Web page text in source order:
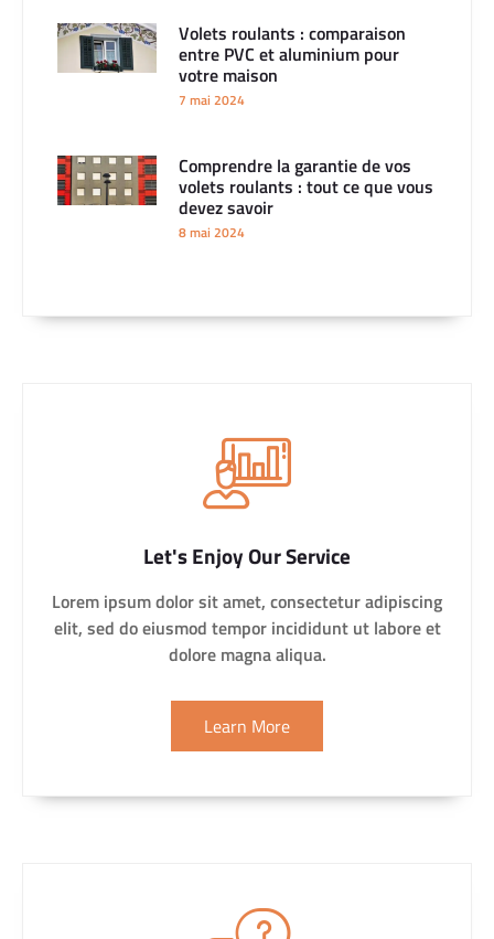
Volets roulants : comparaison
entre PVC et aluminium pour
votre maison
7 mai 2024
Comprendre la garantie de vos
volets roulants : tout ce que vous
devez savoir
8 mai 2024
Let's Enjoy Our Service
Lorem ipsum dolor sit amet, consectetur adipiscing
elit, sed do eiusmod tempor incididunt ut labore et
dolore magna aliqua.
Learn More